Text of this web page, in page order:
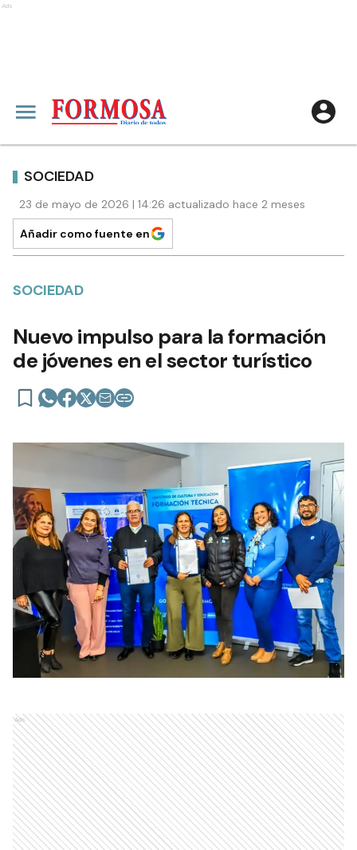
Ads
SOCIEDAD
23 de mayo de 2026 | 14:26 actualizado hace 2 meses
Añadir como fuente en
SOCIEDAD
Nuevo impulso para la formación
de jóvenes en el sector turístico
Ads